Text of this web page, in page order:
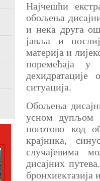
Најчешћи
обољења
и нека друга
јавља и
материја и
поремећаја
ситуација.
Обољења
усном дупљом
поготово код
крајника,
случајевима
дисајних
бронхиектазија